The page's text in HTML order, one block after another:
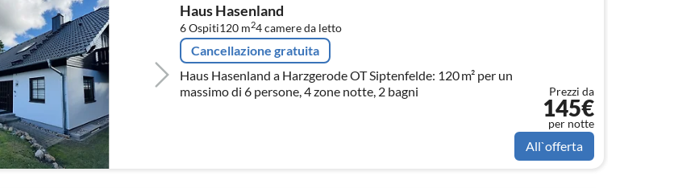
Haus Hasenland
6 Ospiti120 m24camere da letto
Cancellazione gratuita
Haus Hasenland a Harzgerode OT Siptenfelde: 120 m² per un
massimo di 6 persone, 4 zone notte, 2 bagni
Prezzi da
145€
per notte
All`offerta